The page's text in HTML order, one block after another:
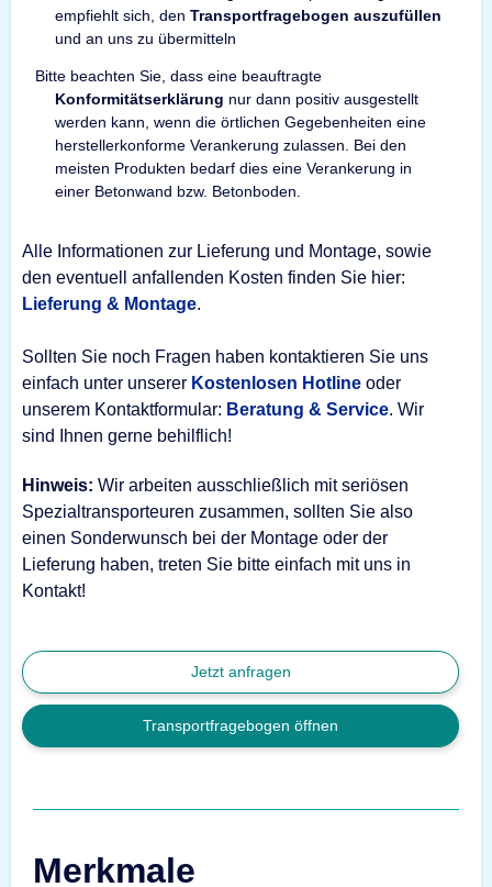
empfiehlt sich, den Transportfragebogen auszufüllen
und an uns zu übermitteln
Bitte beachten Sie, dass eine beauftragte
Konformitätserklärung nur dann positiv ausgestellt
werden kann, wenn die örtlichen Gegebenheiten eine
herstellerkonforme Verankerung zulassen. Bei den
meisten Produkten bedarf dies eine Verankerung in
einer Betonwand bzw. Betonboden.
Alle Informationen zur Lieferung und Montage, sowie
den eventuell anfallenden Kosten finden Sie hier:
Lieferung & Montage.
Sollten Sie noch Fragen haben kontaktieren Sie uns
einfach unter unserer Kostenlosen Hotline oder
unserem Kontaktformular: Beratung & Service. Wir
sind Ihnen gerne behilflich!
Hinweis: Wir arbeiten ausschließlich mit seriösen
Spezialtransporteuren zusammen, sollten Sie also
einen Sonderwunsch bei der Montage oder der
Lieferung haben, treten Sie bitte einfach mit uns in
Kontakt!
Jetzt anfragen
Transportfragebogen öffnen
Merkmale